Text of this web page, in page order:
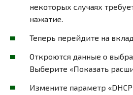
некоторых случаях
нажатие.
Теперь перейдите на
Откроются данные о
Выберите «Показать
Измените параметр